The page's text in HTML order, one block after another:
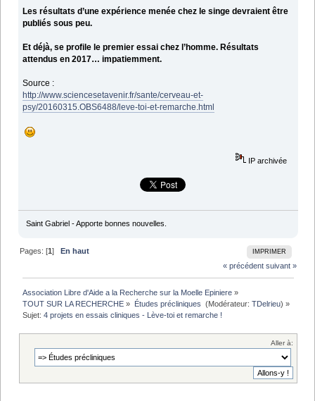
Les résultats d’une expérience menée chez le singe devraient être
publiés sous peu.
Et déjà, se profile le premier essai chez l’homme. Résultats
attendus en 2017… impatiemment.
Source :
http://www.sciencesetavenir.fr/sante/cerveau-et-
psy/20160315.OBS6488/leve-toi-et-remarche.html
IP archivée
Saint Gabriel - Apporte bonnes nouvelles.
IMPRIMER
Pages: [1]En haut
« précédent suivant »
Association Libre d'Aide a la Recherche sur la Moelle Epiniere »
TOUT SUR LA RECHERCHE » Études précliniques (Modérateur: TDelrieu) »
Sujet:4 projets en essais cliniques - Lève-toi et remarche !
Aller à: